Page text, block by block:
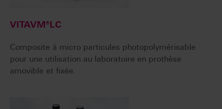
VITAVM®LC
Composite à micro particules photopolymérisable
pour une utilisation au laboratoire en prothèse
amovible et fixée.